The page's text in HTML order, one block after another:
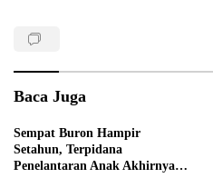
Baca Juga
Sempat Buron Hampir
Setahun, Terpidana
Penelantaran Anak Akhirnya